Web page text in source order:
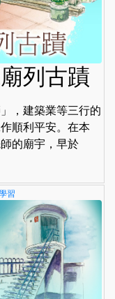
列古蹟
，建築業等三行的
順利平安。在本
的廟宇，早於
習